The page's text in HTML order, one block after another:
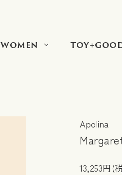
WOMEN
Apolina
13,253円(